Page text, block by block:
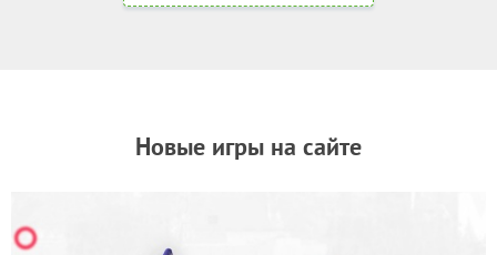
Новые игры на сайте